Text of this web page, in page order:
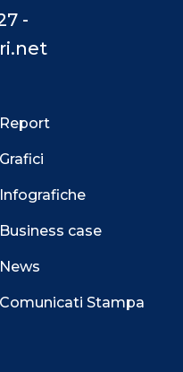
-
Report
Grafici
Infografiche
Business case
News
Comunicati Stampa